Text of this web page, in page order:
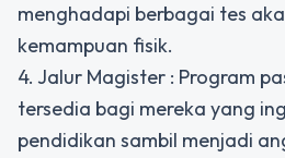
menghadapi berbagai tes
kemampuan fisik.
4. Jalur Magister : Program
tersedia bagi mereka yang
pendidikan sambil menjadi